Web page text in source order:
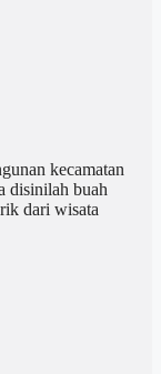
kecamatan
disinilah buah
dari wisata